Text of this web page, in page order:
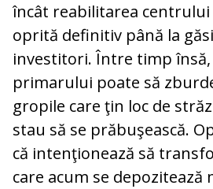
încât reabilitarea centrului
oprită definitiv până la
investitori. Între timp
primarului poate să
gropile care ţin loc de
stau să se prăbuşească.
că intenţionează să
care acum se depozitează